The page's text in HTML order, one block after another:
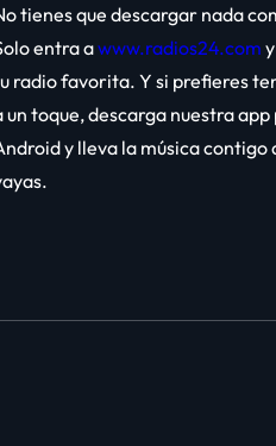
tienes que descargar nada
entra awww.radios24.com
radio favorita. Y si prefieres
un toque,descarga nuestra app
y lleva la música contigo